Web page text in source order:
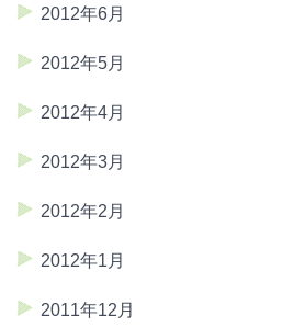
2012年6月
2012年5月
2012年4月
2012年3月
2012年2月
2012年1月
2011年12月